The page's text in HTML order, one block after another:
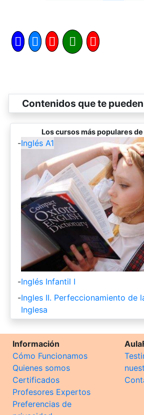
Contenidos que te
Los cursos más populares
-Inglés A1
-Inglés Infantil I
-Ingles II. Perfeccionamiento de
Inglesa
Información
Cómo Funcionamos
Quienes somos
Certificados
Profesores Expertos
Preferencias de